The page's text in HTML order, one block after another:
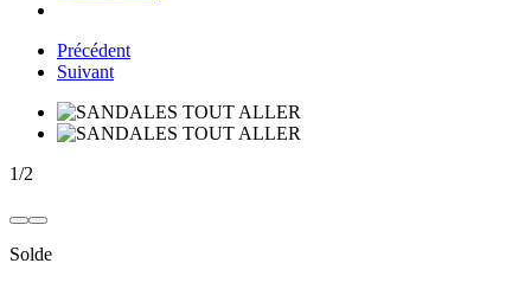
Précédent
Suivant
1/2
Solde